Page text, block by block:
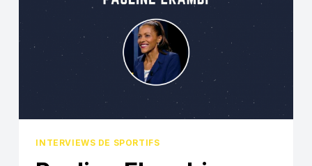
INTERVIEWS DE SPORTIFS